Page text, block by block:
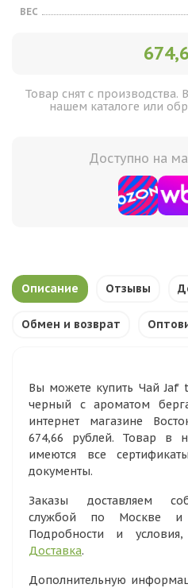
ВЕС
Товар снят с
нашем каталоге или
Доступно на
Описание Отзывы
Обмен и возврат
Вы можете купить Чай Jaf
черный с ароматом
интернет магазине
674,66 рублей. Товар в
имеются все
документы.
Заказы доставляем
службой по Москве и
Подробности и
Доставка.
Дополнительную